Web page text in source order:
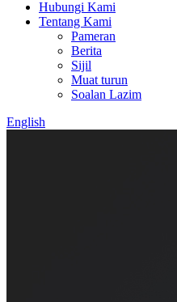
Hubungi Kami
Tentang Kami
Pameran
Berita
Sijil
Muat turun
Soalan Lazim
English